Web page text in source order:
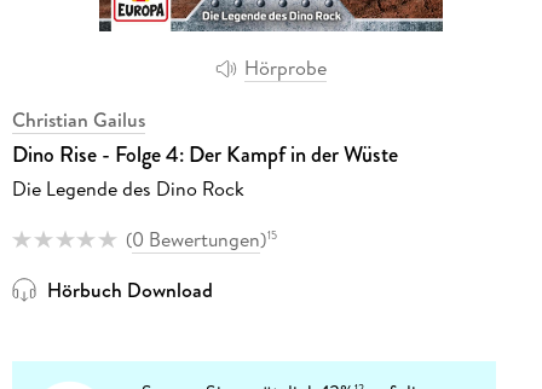
Hörprobe
Christian Gailus
Dino Rise - Folge 4: Der Kampf in der Wüste
Die Legende des Dino Rock
(0 Bewertungen)15
Hörbuch Download